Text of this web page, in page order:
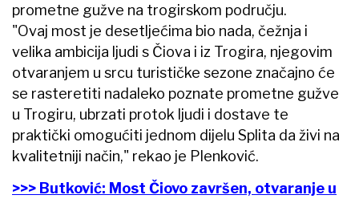
prometne gužve na trogirskom području.
"Ovaj most je desetljećima bio nada, čežnja i
velika ambicija ljudi s Čiova i iz Trogira, njegovim
otvaranjem u srcu turističke sezone značajno će
se rasteretiti nadaleko poznate prometne gužve
u Trogiru, ubrzati protok ljudi i dostave te
praktički omogućiti jednom dijelu Splita da živi na
kvalitetniji način," rekao je Plenković.
>>> Butković: Most Čiovo završen, otvaranje u